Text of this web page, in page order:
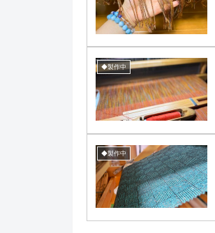
◆製作中
◆製作中